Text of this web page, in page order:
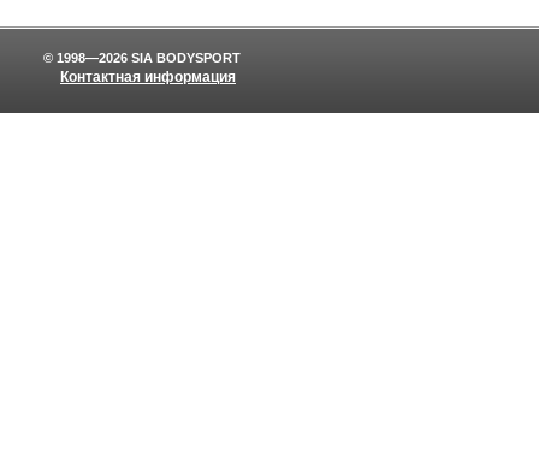
Контактная информация
© 1998—2026 SIA BODYSPORT